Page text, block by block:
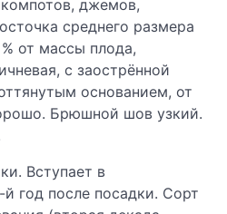
джемов,
среднего размера
% от массы плода,
с заострённой
основанием, от
Брюшной шов узкий.
Вступает в
год после посадки. Сорт